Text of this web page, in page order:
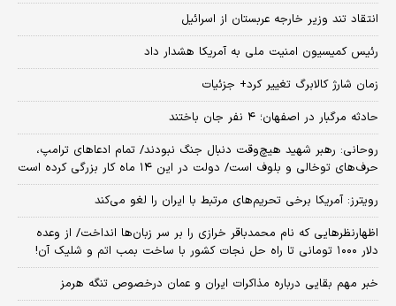
انتقاد تند وزیر خارجه عربستان از اسرائیل
رئیس کمیسیون امنیت ملی به آمریکا هشدار داد
زمان شارژ کالابرگ تغییر کرد+ جزئیات
حادثه مرگبار در اصفهان؛ ۴ نفر جان باختند
روحانی: رهبر شهید هیچ‌وقت دنبال جنگ نبودند/ تمام ادعاهای ترامپ،
حرف‌های توخالی و بلوف است/ دولت در این ۱۴ ماه کار بزرگی کرده است
رویترز: آمریکا برخی تحریم‌های مرتبط با ایران را لغو می‌کند
اظهارنظرهایی که نام محمدباقر خرازی را بر سر زبان‌ها انداخت/ از وعده
دلار ۱۰۰۰ تومانی تا راه حل نجات کشور با ساخت بمب اتم و شلیک آن!
خبر مهم بقایی درباره مذاکرات ایران و عمان درخصوص تنگه هرمز